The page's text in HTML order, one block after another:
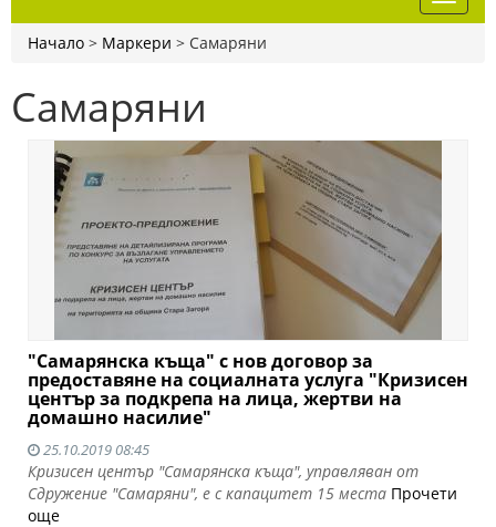
Начало > Маркери > Самаряни
Самаряни
"Самарянска къща" с нов договор за
предоставяне на социалната услуга "Кризисен
център за подкрепа на лица, жертви на
домашно насилие"
25.10.2019 08:45
Кризисен център "Самарянска къща", управляван от
Сдружение "Самаряни", е с капацитет 15 места Прочети
още